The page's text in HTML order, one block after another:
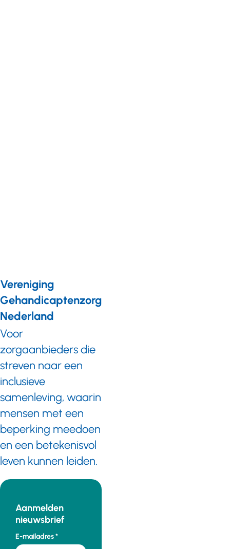
Vereniging
Gehandicaptenzorg
Nederland
Voor
zorgaanbieders die
streven naar een
inclusieve
samenleving, waarin
mensen met een
beperking meedoen
en een betekenisvol
leven kunnen leiden.
Aanmelden
nieuwsbrief
E-mailadres